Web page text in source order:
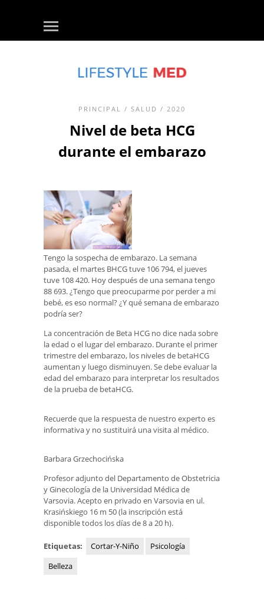
PRINCIPAL / SALUD / 2020
Nivel de beta HCG
durante el embarazo
Tengo la sospecha de embarazo. La semana
pasada, el martes BHCG tuve 106 794, el jueves
tuve 108 420. Hoy después de una semana tengo
88 693. ¿Tengo que preocuparme por perder a mi
bebé, es eso normal? ¿Y qué semana de embarazo
podría ser?
La concentración de Beta HCG no dice nada sobre
la edad o el lugar del embarazo. Durante el primer
trimestre del embarazo, los niveles de betaHCG
aumentan y luego disminuyen. Se debe evaluar la
edad del embarazo para interpretar los resultados
de la prueba de betaHCG.
Recuerde que la respuesta de nuestro experto es
informativa y no sustituirá una visita al médico.
Barbara Grzechocińska
Profesor adjunto del Departamento de Obstetricia
y Ginecología de la Universidad Médica de
Varsovia. Acepto en privado en Varsovia en ul.
Krasińskiego 16 m 50 (la inscripción está
disponible todos los días de 8 a 20 h).
Etiquetas: Cortar-Y-Niño
Psicología
Belleza